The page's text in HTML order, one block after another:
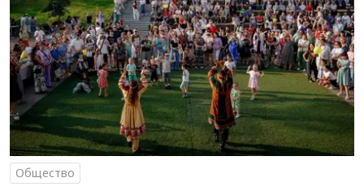
Общество